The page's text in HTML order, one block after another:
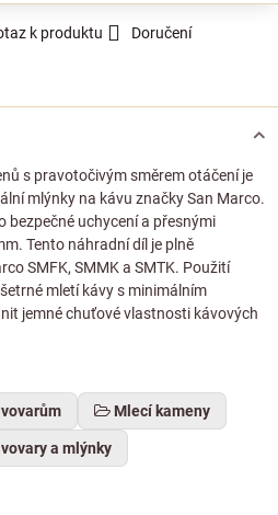
k produktu Doručení
s pravotočivým směrem otáčení je
mlýnky na kávu značky San Marco.
bezpečné uchycení a přesnými
Tento náhradní díl je plně
SMFK, SMMK a SMTK. Použití
mletí kávy s minimálním
jemné chuťové vlastnosti kávových
Mlecí kameny
a mlýnky